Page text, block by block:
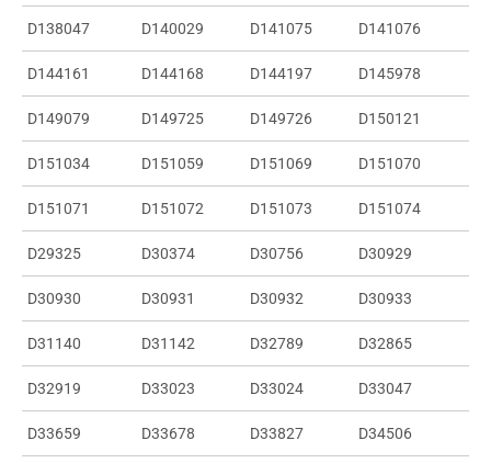
D138047 D140029 D141075 D141076
D144161 D144168 D144197 D145978
D149079 D149725 D149726 D150121
D151034 D151059 D151069 D151070
D151071 D151072 D151073 D151074
D29325 D30374 D30756 D30929
D30930 D30931 D30932 D30933
D31140 D31142 D32789 D32865
D32919 D33023 D33024 D33047
D33659 D33678 D33827 D34506